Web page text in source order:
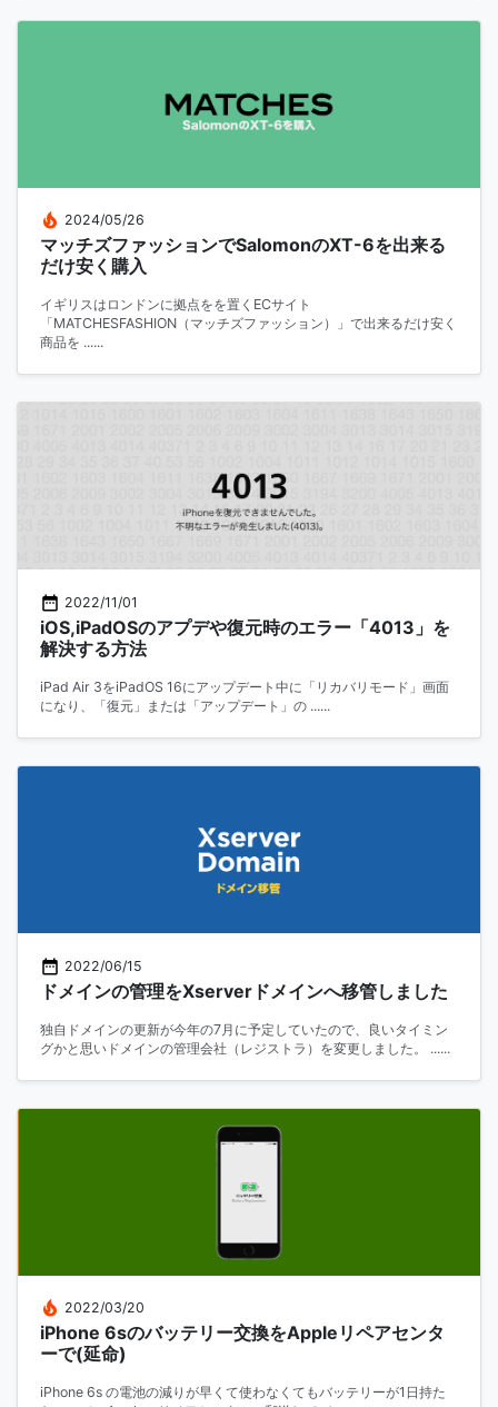
2024/05/26
マッチズファッションでSalomonのXT-6を出来る
だけ安く購入
イギリスはロンドンに拠点をを置くECサイト
「MATCHESFASHION（マッチズファッション）」で出来るだけ安く
商品を ......
2022/11/01
iOS,iPadOSのアプデや復元時のエラー「4013」を
解決する方法
iPad Air 3をiPadOS 16にアップデート中に「リカバリモード」画面
になり、「復元」または「アップデート」の ......
2022/06/15
ドメインの管理をXserverドメインへ移管しました
独自ドメインの更新が今年の7月に予定していたので、良いタイミン
グかと思いドメインの管理会社（レジストラ）を変更しました。 ......
2022/03/20
iPhone 6sのバッテリー交換をAppleリペアセンタ
ーで(延命)
iPhone 6s の電池の減りが早くて使わなくてもバッテリーが1日持た